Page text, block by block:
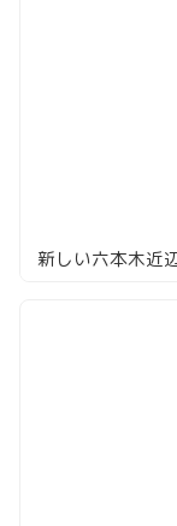
新しい六本木近